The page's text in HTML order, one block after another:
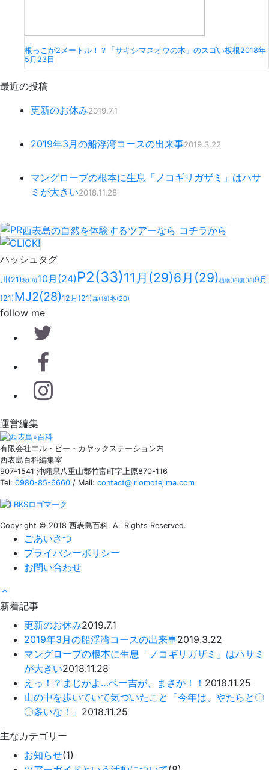
根っこが2メートル！？「サキシマスオウの木」のスゴい板根2018年
5月23日
最近の投稿
更新のお休み2019.7.1
2019年3月の船浮湾コースの出来事2019.3.22
マングローブの根本に生息「ノコギリガザミ」はハサ
ミが大きい2018.11.28
西表島の自然を体験するツアーなら コチラから
ハッシュタグ
川 (21)秋(18)10月 (24)P2(33)11月 (29)6月 (29)植物(18)夏(18)9月
(21)MJ2(28)12月 (21)森(19)冬(20)
follow me
運営編集
有限会社エル・ビー・カヤックステーション内
西表島百科編集室
907-1541 沖縄県八重山郡竹富町字上原870-116
Tel: 0980-85-6660 / Mail: contact@iriomotejima.com
Copyright © 2018 西表島百科. All Rights Reserved.
ごあいさつ
プライバシーポリシー
お問い合わせ
新着記事
更新のお休み2019.7.1
2019年3月の船浮湾コースの出来事2019.3.22
マングローブの根本に生息「ノコギリガザミ」はハサミ
が大きい2018.11.28
えっ！？まじかよ…ベー吉が、まさか！！ 2018.11.25
山の中を歩いていて気づいたこと「今年は、やたらと〇
〇多いな！」 2018.11.25
主なカテゴリー
お知らせ(1)